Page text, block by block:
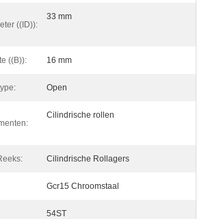
((ID)):
33 mm
((B)): 16 mm
Open
Cilindrische rollen
Cilindrische Rollagers
Gcr15 Chroomstaal
54ST